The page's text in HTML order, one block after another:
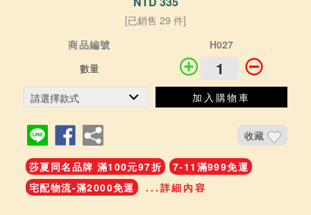
[已銷售 29 件]
商品編號
H027
數量
加入購物車
收藏
莎夏同名品牌 滿100元97折
7-11滿999免運
宅配物流-滿2000免運
...詳細內容